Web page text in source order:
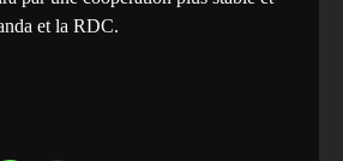
et la RDC.